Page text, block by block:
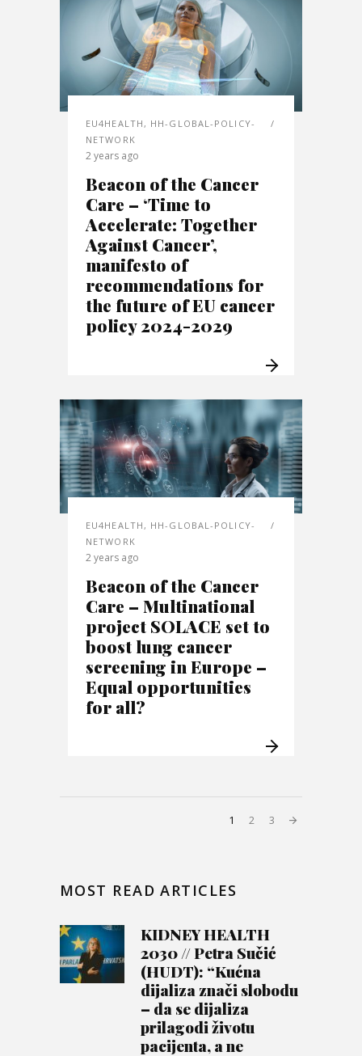
EU4HEALTH, HH-GLOBAL-POLICY-
NETWORK
2 years ago
Beacon of the Cancer
Care – ‘Time to
Accelerate: Together
Against Cancer’,
manifesto of
recommendations for
the future of EU cancer
policy 2024-2029
EU4HEALTH , HH-GLOBAL-POLICY-
NETWORK
2 years ago
Beacon of the Cancer
Care – Multinational
project SOLACE set to
boost lung cancer
screening in Europe –
Equal opportunities
for all?
1 2 3
MOST READ ARTICLES
KIDNEY HEALTH
2030 // Petra Sučić
(HUDT): “Kućna
dijaliza znači slobodu
– da se dijaliza
prilagodi životu
pacijenta, a ne